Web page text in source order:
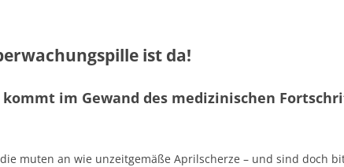
ist da!
im Gewand des medizinischen
muten an wie unzeitgemäße Aprilscherze – und sind doch